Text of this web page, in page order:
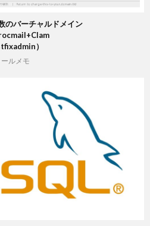
のバーチャルドメイン
）
ルメモ